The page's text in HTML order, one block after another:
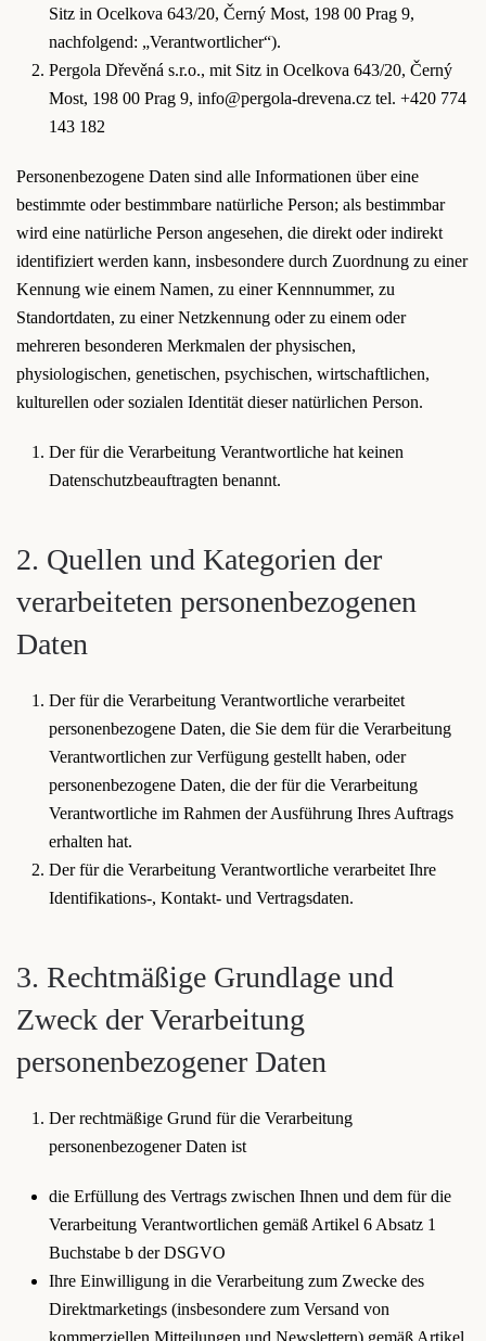
Sitz in Ocelkova 643/20, Černý Most, 198 00 Prag 9,
nachfolgend: „Verantwortlicher“).
Pergola Dřevěná s.r.o., mit Sitz in Ocelkova 643/20, Černý
Most, 198 00 Prag 9, info@pergola-drevena.cz tel. +420 774
143 182
Personenbezogene Daten sind alle Informationen über eine
bestimmte oder bestimmbare natürliche Person; als bestimmbar
wird eine natürliche Person angesehen, die direkt oder indirekt
identifiziert werden kann, insbesondere durch Zuordnung zu einer
Kennung wie einem Namen, zu einer Kennnummer, zu
Standortdaten, zu einer Netzkennung oder zu einem oder
mehreren besonderen Merkmalen der physischen,
physiologischen, genetischen, psychischen, wirtschaftlichen,
kulturellen oder sozialen Identität dieser natürlichen Person.
Der für die Verarbeitung Verantwortliche hat keinen
Datenschutzbeauftragten benannt.
2. Quellen und Kategorien der
verarbeiteten personenbezogenen
Daten
Der für die Verarbeitung Verantwortliche verarbeitet
personenbezogene Daten, die Sie dem für die Verarbeitung
Verantwortlichen zur Verfügung gestellt haben, oder
personenbezogene Daten, die der für die Verarbeitung
Verantwortliche im Rahmen der Ausführung Ihres Auftrags
erhalten hat.
Der für die Verarbeitung Verantwortliche verarbeitet Ihre
Identifikations-, Kontakt- und Vertragsdaten.
3. Rechtmäßige Grundlage und
Zweck der Verarbeitung
personenbezogener Daten
Der rechtmäßige Grund für die Verarbeitung
personenbezogener Daten ist
die Erfüllung des Vertrags zwischen Ihnen und dem für die
Verarbeitung Verantwortlichen gemäß Artikel 6 Absatz 1
Buchstabe b der DSGVO
Ihre Einwilligung in die Verarbeitung zum Zwecke des
Direktmarketings (insbesondere zum Versand von
kommerziellen Mitteilungen und Newslettern) gemäß Artikel